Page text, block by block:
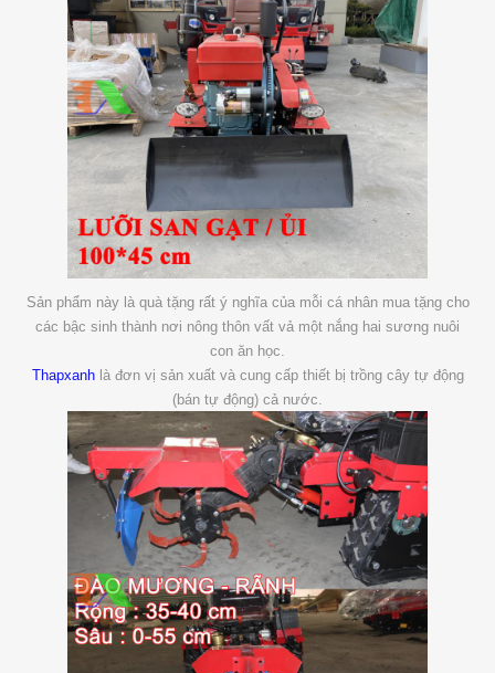
Sản phẩm này là quà tặng rất ý nghĩa của mỗi cá nhân mua tặng cho
các bậc sinh thành nơi nông thôn vất vả một nắng hai sương nuôi
con ăn học.
Thapxanh là đơn vị sản xuất và cung cấp thiết bị trồng cây tự động
(bán tự động) cả nước.